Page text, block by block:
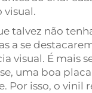
visual.
talvez não
a se
visual. É mais
uma boa
Por isso, o vinil